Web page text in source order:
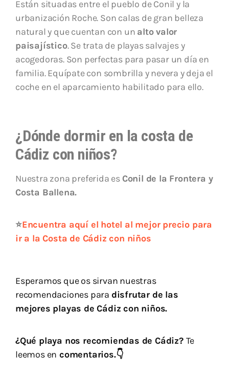
Están situadas entre el pueblo de Conil y la
urbanización Roche. Son calas de gran belleza
natural y que cuentan con un alto valor
paisajístico. Se trata de playas salvajes y
acogedoras. Son perfectas para pasar un día en
familia. Equípate con sombrilla y nevera y deja el
coche en el aparcamiento habilitado para ello.
¿Dónde dormir en la costa de
Cádiz con niños?
Nuestra zona preferida es Conil de la Frontera y
Costa Ballena.
⭐Encuentra aquí el hotel al mejor precio para
ir a la Costa de Cádiz con niños
Esperamos que os sirvan nuestras
recomendaciones para disfrutar de las
mejores playas de Cádiz con niños.
¿Qué playa nos recomiendas de Cádiz? Te
leemos en comentarios.👇